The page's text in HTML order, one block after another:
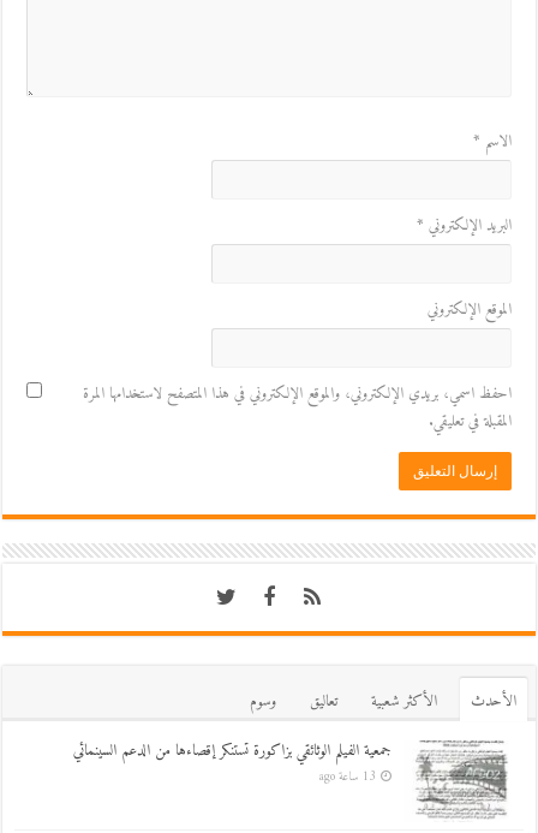
الاسم *
البريد الإلكتروني *
الموقع الإلكتروني
احفظ اسمي، بريدي الإلكتروني، والموقع الإلكتروني في هذا المتصفح لاستخدامها المرة
المقبلة في تعليقي.
اﻷحدث اﻷكثر شعبية تعاليق
وسوم
جمعية الفيلم الوثائقي بزاكورة تستنكر إقصاءها من الدعم السينمائي
13 ساعة ago